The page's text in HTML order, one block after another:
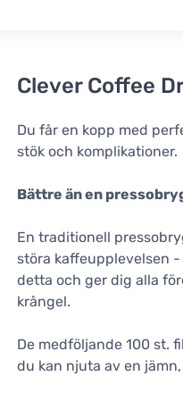
Clever Coffee
Du får en kopp med
stök och komplikationer.
Bättre än en
En traditionell
störa kaffeupplevelsen
detta och ger dig alla
krångel.
De medföljande 100 st.
du kan njuta av en